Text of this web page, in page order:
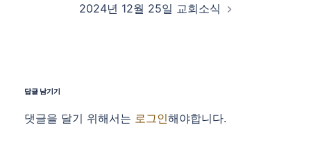
2024년 12월 25일 교회소식
답글 남기기
댓글을 달기 위해서는 로그인해야합니다.